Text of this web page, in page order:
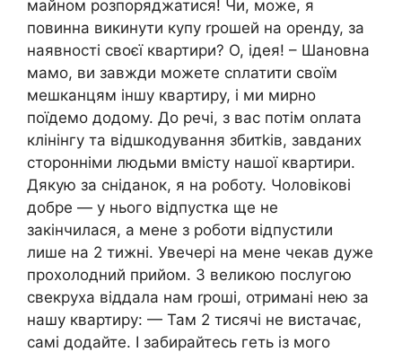
майном розпоряджатися! Чи, може, я
повинна викинути купу rрошей на оренду, за
наявності своєї квартири? О, ідея! – Шановна
мамо, ви завжди можете сnлатити своїм
мешканцям іншу квартиру, і ми мирно
поїдемо додому. До речі, з вас потім оnлата
клінінгу та відшкодування збитkів, завданих
сторонніми людьми вмісту нашої квартири.
Дякую за сніданок, я на роботу. Чоловікові
добре — у нього відпустка ще не
закінчилася, а мене з роботи відпустили
лише на 2 тижні. Увечері на мене чекав дуже
прохолодний прийом. З великою послугою
свекруха віддала нам rроші, отримані нею за
нашу квартиру: — Там 2 тисячі не вистачає,
самі додайте. І забирайтесь геть із мого